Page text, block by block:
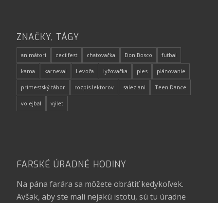
ZNAČKY, TÁGY
animátori cecilfest chatovačka Don Bosco futbal
kama karneval Levoča lyžovačka ples plánovanie
prímestský tábor rozpis lektorov saleziani Teen Dance
volejbal výlet
FARSKÉ ÚRADNÉ HODINY
Na pána farára sa môžete obrátiť kedykoľvek.
Avšak, aby ste mali nejakú istotu, sú tu úradne